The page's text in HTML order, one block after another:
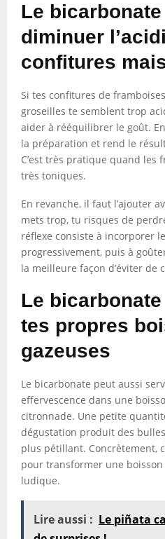
Le
diminuer
confitures
Si tes confitures de
groseilles te semblent trop
aider à rééquilibrer le goût.
la préparation et rend le
C’est très pratique quand
très toniques.
En revanche, il faut l’ajouter
mets trop, tu risques de
réflexe consiste à incorporer
progressivement, puis à
la meilleure façon d’éviter de
Le
tes propres
gazeuses
Le bicarbonate peut aussi
effervescence dans une
citronnade. Une petite
dégustation produit des
plus pétillant. Concrètement,
pour transformer une
ludique.
Lire aussi : Le piñata